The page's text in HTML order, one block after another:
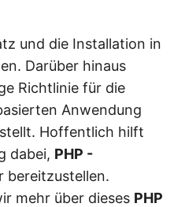
und die Installation in
Darüber hinaus
Richtlinie für die
Anwendung
Hoffentlich hilft
dabei, PHP -
bereitzustellen.
mehr über dieses PHP